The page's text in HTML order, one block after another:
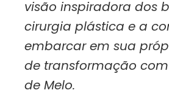
visão inspiradora dos
cirurgia plástica e a
embarcar em sua
de transformação com
de Melo.